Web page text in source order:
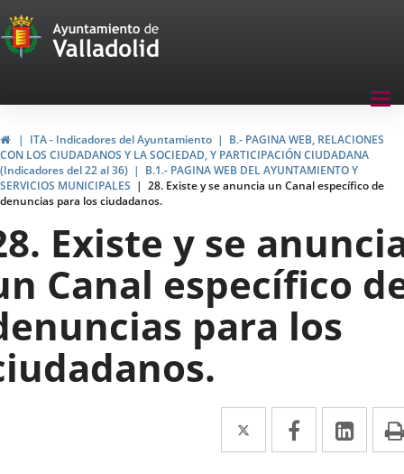
Transparencia
Menu
Transparencia
InicioITA - Indicadores del Ayuntamiento
B.- PAGINA WEB, RELACIONES
CON LOS CIUDADANOS Y LA SOCIEDAD, Y PARTICIPACIÓN CIUDADANA
(Indicadores del 22 al 36)
B.1.- PAGINA WEB DEL AYUNTAMIENTO Y
SERVICIOS MUNICIPALES
28. Existe y se anuncia un Canal específico de
denuncias para los ciudadanos.
Existe y se
Canal específico
para los
Twitter
Enlace
a
Facebook
Enlace
a
a